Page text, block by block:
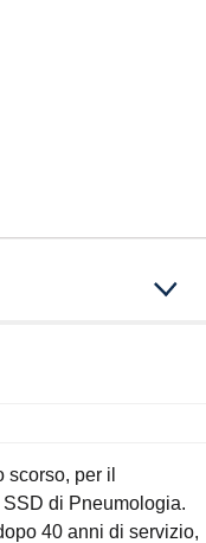
per il
di Pneumologia.
40 anni di servizio,